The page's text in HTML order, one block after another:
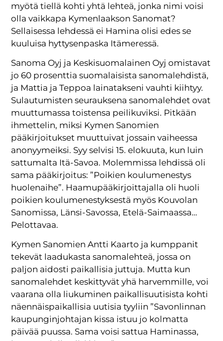
myötä tiellä kohti yhtä lehteä, jonka nimi voisi
olla vaikkapa Kymenlaakson Sanomat?
Sellaisessa lehdessä ei Hamina olisi edes se
kuuluisa hyttysenpaska Itämeressä.
Sanoma Oyj ja Keskisuomalainen Oyj omistavat
jo 60 prosenttia suomalaisista sanomalehdistä,
ja Mattia ja Teppoa lainatakseni vauhti kiihtyy.
Sulautumisten seurauksena sanomalehdet ovat
muuttumassa toistensa peilikuviksi. Pitkään
ihmettelin, miksi Kymen Sanomien
pääkirjoitukset muuttuivat jossain vaiheessa
anonyymeiksi. Syy selvisi 15. elokuuta, kun luin
sattumalta Itä-Savoa. Molemmissa lehdissä oli
sama pääkirjoitus: ”Poikien koulumenestys
huolenaihe”. Haamupääkirjoittajalla oli huoli
poikien koulumenestyksestä myös Kouvolan
Sanomissa, Länsi-Savossa, Etelä-Saimaassa…
Pelottavaa.
Kymen Sanomien Antti Kaarto ja kumppanit
tekevät laadukasta sanomalehteä, jossa on
paljon aidosti paikallisia juttuja. Mutta kun
sanomalehdet keskittyvät yhä harvemmille, voi
vaarana olla liukuminen paikallisuutisista kohti
näennäispaikallisia uutisia tyyliin ”Savonlinnan
kaupunginjohtajan kissa istuu jo kolmatta
päivää puussa. Sama voisi sattua Haminassa,